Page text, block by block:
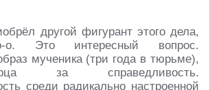
другой фигурант этого дела,
о. Это интересный вопрос.
мученика (три года в тюрьме),
за справедливость.
среди радикально настроенной